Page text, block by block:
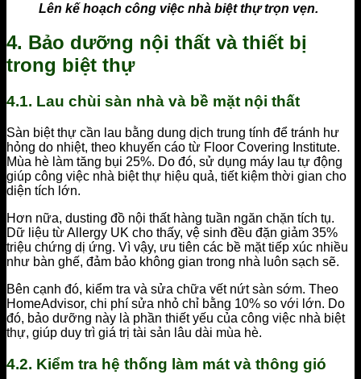
Lên kế hoạch công việc nhà biệt thự trọn vẹn.
4. Bảo dưỡng nội thất và thiết bị
trong biệt thự
4.1. Lau chùi sàn nhà và bề mặt nội thất
Sàn biệt thự cần lau bằng dung dịch trung tính để tránh hư
hỏng do nhiệt, theo khuyến cáo từ Floor Covering Institute.
Mùa hè làm tăng bụi 25%. Do đó, sử dụng máy lau tự động
giúp công việc nhà biệt thự hiệu quả, tiết kiệm thời gian cho
diện tích lớn.
Hơn nữa, dusting đồ nội thất hàng tuần ngăn chặn tích tụ.
Dữ liệu từ Allergy UK cho thấy, vệ sinh đều đặn giảm 35%
triệu chứng dị ứng. Vì vậy, ưu tiên các bề mặt tiếp xúc nhiều
như bàn ghế, đảm bảo không gian trong nhà luôn sạch sẽ.
Bên cạnh đó, kiểm tra và sửa chữa vết nứt sàn sớm. Theo
HomeAdvisor, chi phí sửa nhỏ chỉ bằng 10% so với lớn. Do
đó, bảo dưỡng này là phần thiết yếu của công việc nhà biệt
thự, giúp duy trì giá trị tài sản lâu dài mùa hè.
4.2. Kiểm tra hệ thống làm mát và thông gió